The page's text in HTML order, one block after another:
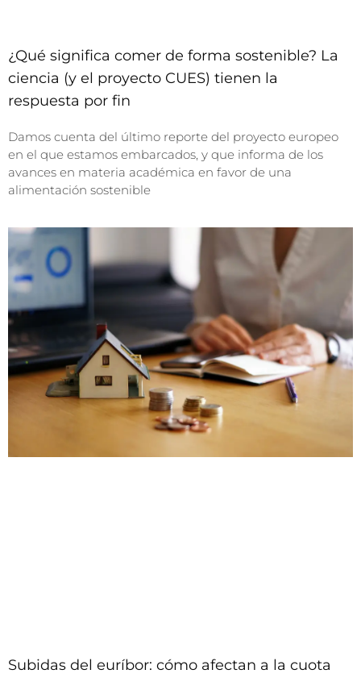
¿Qué significa comer de forma sostenible? La
ciencia (y el proyecto CUES) tienen la
respuesta por fin
Damos cuenta del último reporte del proyecto europeo
en el que estamos embarcados, y que informa de los
avances en materia académica en favor de una
alimentación sostenible
Subidas del euríbor: cómo afectan a la cuota